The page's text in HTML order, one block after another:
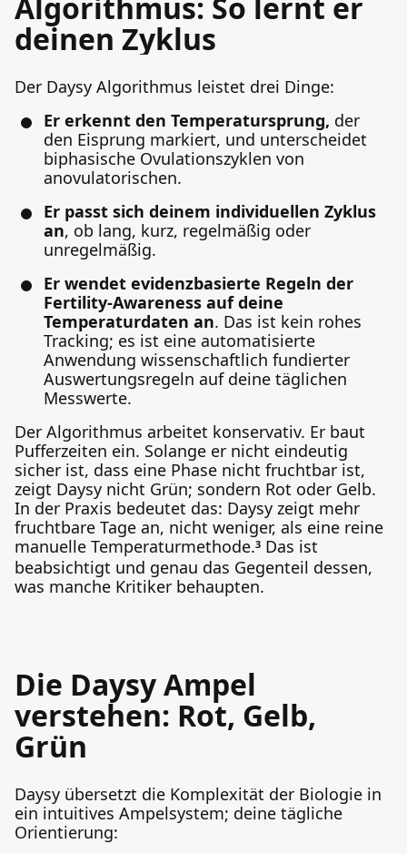
deinen Zyklus
Der Daysy Algorithmus leistet drei Dinge:
Er erkennt den Temperatursprung, der
den Eisprung markiert, und unterscheidet
biphasische Ovulationszyklen von
anovulatorischen.
Er passt sich deinem individuellen Zyklus
an, ob lang, kurz, regelmäßig oder
unregelmäßig.
Er wendet evidenzbasierte Regeln der
Fertility-Awareness auf deine
Temperaturdaten an. Das ist kein rohes
Tracking; es ist eine automatisierte
Anwendung wissenschaftlich fundierter
Auswertungsregeln auf deine täglichen
Messwerte.
Der Algorithmus arbeitet konservativ. Er baut
Pufferzeiten ein. Solange er nicht eindeutig
sicher ist, dass eine Phase nicht fruchtbar ist,
zeigt Daysy nicht Grün; sondern Rot oder Gelb.
In der Praxis bedeutet das: Daysy zeigt mehr
fruchtbare Tage an, nicht weniger, als eine reine
manuelle Temperaturmethode.3 Das ist
beabsichtigt und genau das Gegenteil dessen,
was manche Kritiker behaupten.
Die Daysy Ampel
verstehen: Rot, Gelb,
Grün
Daysy übersetzt die Komplexität der Biologie in
ein intuitives Ampelsystem; deine tägliche
Orientierung: